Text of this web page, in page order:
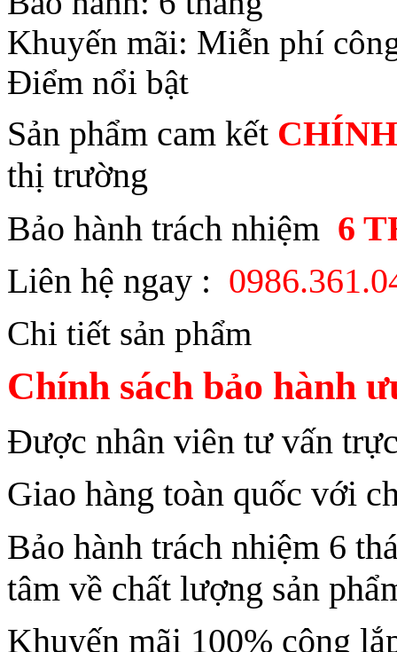
Khuyến mãi: Miễn phí
Điểm nổi bật
Sản phẩm cam kết
thị trường
Bảo hành trách nhiệm 6
Liên hệ ngay :
Chi tiết sản phẩm
Chính sách bảo hành
Được nhân viên tư vấn
Giao hàng toàn quốc với
Bảo hành trách nhiệm 6
tâm về chất lượng sản
Khuyến mãi 100% công